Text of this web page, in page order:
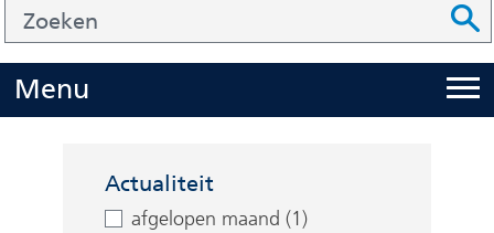
Z
o
e
k
Menu
i
Actualiteit
afgelopen maand (1)